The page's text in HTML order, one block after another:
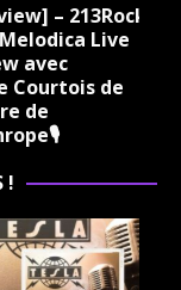
– 213Rock
Live
avec
Courtois de
de
!